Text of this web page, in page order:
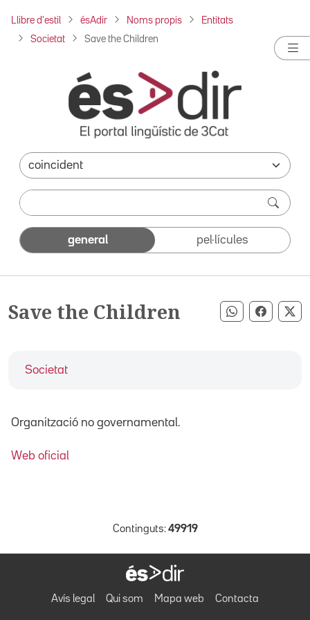
Llibre d'estil ésAdir Noms propis Entitats
Societat Save the Children
general pel·lícules
Save the Children Compartir
Societat
Organització no governamental.
Web oficial
Continguts: 49919
Avís legal Qui som Mapa web Contacta